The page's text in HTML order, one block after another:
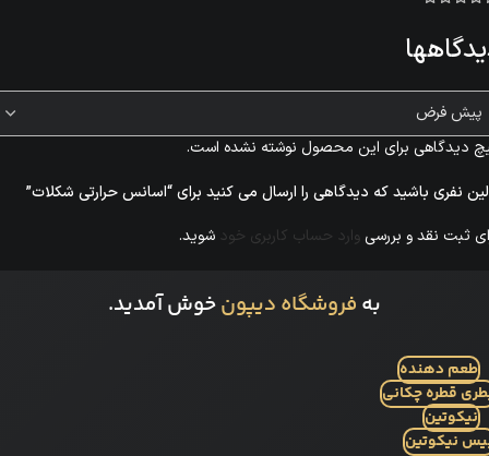
دیدگاهی برای این محصول نوشته نشده است.
نفری باشید که دیدگاهی را ارسال می کنید برای “اسانس حرارتی شکلات”
ثبت نقد و بررسی وارد حساب کاربری خود شوید.
به فروشگاه دیپونخوش آمدید.
طعم دهنده
قطره چکانی
نیکوتین
نیکوتین